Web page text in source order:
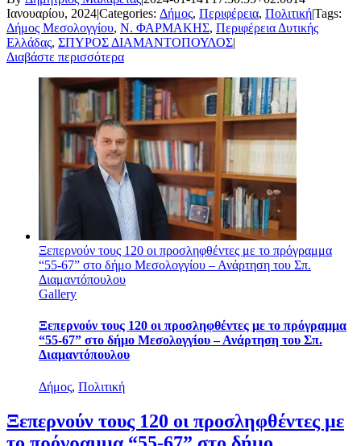
Ιανουαρίου, 2024|Categories: Δήμος, Περιφέρεια, Πολιτική|Tags:
Δήμος Μεσολογγίου, Ν. ΦΑΡΜΑΚΗΣ, Περιφέρεια Δυτικής
Ελλάδας, ΣΠΥΡΟΣ ΔΙΑΜΑΝΤΟΠΟΥΛΟΣ|
Διαβάστε περισσότερα
Ξεπερνούν τους 120 οι προσληφθέντες με το πρόγραμμα
“55-67” στο δήμο Μεσολογγίου – Ανάρτηση του Σπ.
Διαμαντόπουλου
Gallery
Ξεπερνούν τους 120 οι προσληφθέντες με το πρόγραμμα
“55-67” στο δήμο Μεσολογγίου – Ανάρτηση του Σπ.
Διαμαντόπουλου
Δήμος, Πολιτική
Ξεπερνούν τους 120 οι προσληφθέντες με